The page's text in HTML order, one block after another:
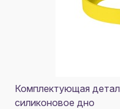
Комплектующая
силиконовое дно